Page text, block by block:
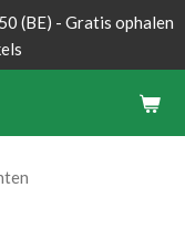
(BE) - Gratis ophalen